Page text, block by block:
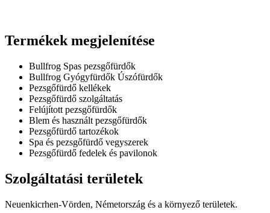
Termékek megjelenítése
Bullfrog Spas pezsgőfürdők
Bullfrog Gyógyfürdők Úszófürdők
Pezsgőfürdő kellékek
Pezsgőfürdő szolgáltatás
Felújított pezsgőfürdők
Blem és használt pezsgőfürdők
Pezsgőfürdő tartozékok
Spa és pezsgőfürdő vegyszerek
Pezsgőfürdő fedelek és pavilonok
Szolgáltatási területek
Neuenkicrhen-Vörden, Németország és a környező területek.